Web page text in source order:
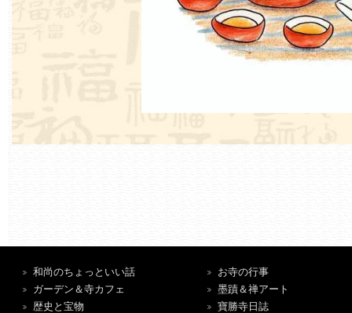
和尚のちょっといい話
ガーデン＆寺カフェ
歴史と宝物
お寺の行事
墨蹟＆禅アート
寶勝寺日誌